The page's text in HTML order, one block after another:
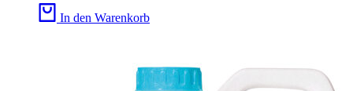
In den Warenkorb